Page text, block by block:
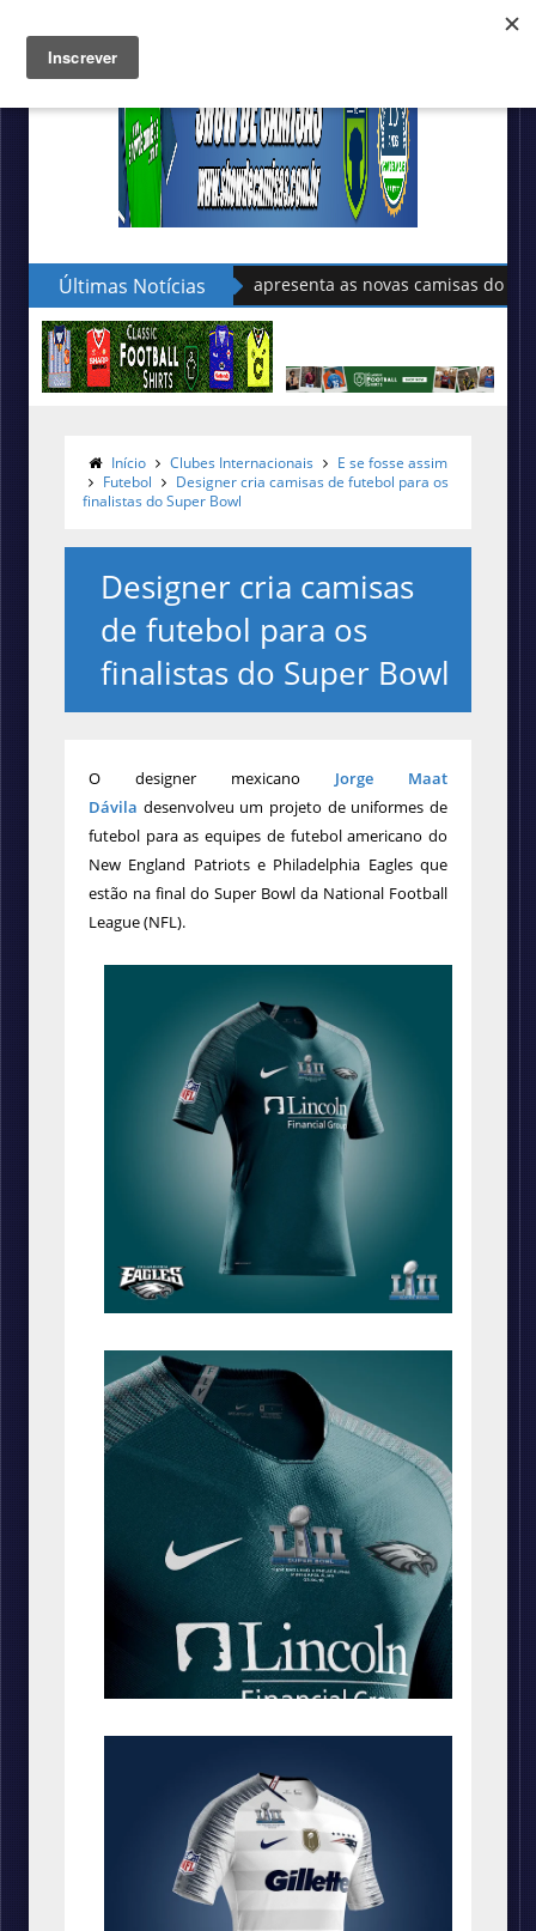
Últimas Notícias
Sudu apresenta as novas camisas do País de Gales
Início Clubes Internacionais
E se fosse assim
Futebol
Designer cria camisas de futebol para os
finalistas do Super Bowl
Designer cria camisas
de futebol para os
finalistas do Super Bowl
O designer mexicano Jorge Maat
Dávila desenvolveu um projeto de uniformes de
futebol para as equipes de futebol americano do
New England Patriots e Philadelphia Eagles que
estão na final do Super Bowl da National Football
League (NFL).